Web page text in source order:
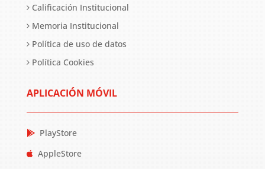
Calificación Institucional
Memoria Institucional
Política de uso de datos
Política Cookies
APLICACIÓN MÓVIL
PlayStore
AppleStore